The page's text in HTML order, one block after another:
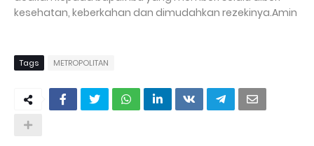
kesehatan, keberkahan dan dimudahkan rezekinya.Amin
Tags METROPOLITAN